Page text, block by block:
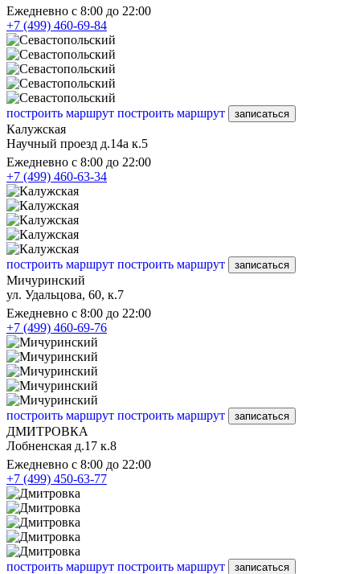
Ежедневно с 8:00 до 22:00
+7 (499) 460-69-84
построить маршрут построить маршрут записаться
Калужская
Научный проезд д.14а к.5
Ежедневно с 8:00 до 22:00
+7 (499) 460-63-34
построить маршрут построить маршрут записаться
Мичуринский
ул. Удальцова, 60, к.7
Ежедневно с 8:00 до 22:00
+7 (499) 460-69-76
построить маршрут построить маршрут записаться
ДМИТРОВКА
Лобненская д.17 к.8
Ежедневно с 8:00 до 22:00
+7 (499) 450-63-77
построить маршрут построить маршрут записаться